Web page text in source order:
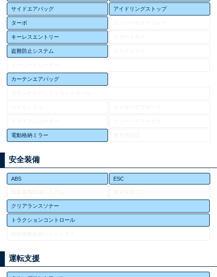
サイドエアバッグ アイドリングストップ
ターボ
キーレスエントリー
盗難防止システム
カーテンエアバッグ
電動格納ミラー
安全装備
ABS ESC
クリアランスソナー
トラクションコントロール
運転支援